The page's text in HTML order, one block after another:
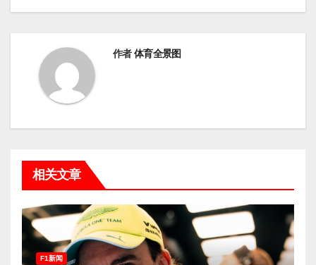
作者体育全景图
相关文章
F1新闻